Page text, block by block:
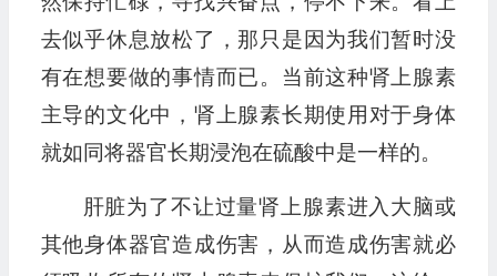
去似乎休息放松了，那只是因为我们暂时没
有在想要做的事情而已。当前这种肾上腺素
主导的文化中，肾上腺素长期使用对于身体
就如同将器官长期浸泡在硫酸中是一样的。
肝脏为了不让过量肾上腺素进入大脑或
其他身体器官造成伤害，从而造成伤害就必